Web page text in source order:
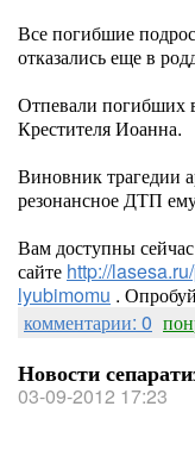
Все погибшие
отказались еще в
Отпевали погибших
Крестителя Иоанна.
Виновник трагедии
резонансное ДТП
Вам доступны
сайте http://
lyubimomu .
комментарии: 0
Новости
03-09-2012 17:23